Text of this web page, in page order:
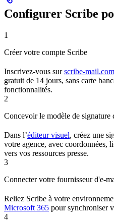
Configurer Scribe
1
Créer votre compte Scribe
Inscrivez-vous surscribe-mail.com
gratuit de 14 jours, sans carte
fonctionnalités.
2
Concevoir le modèle de signature
Dans l’éditeur visuel, créez une
votre agence, avec coordonnées,
vers vos ressources presse.
3
Connecter votre fournisseur d'e-
Reliez Scribe à votre
Microsoft 365 pour synchroniser
4